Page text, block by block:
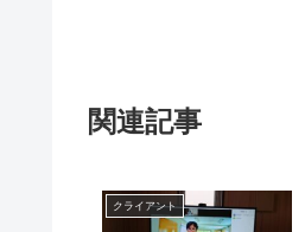
関連記事
クライアント